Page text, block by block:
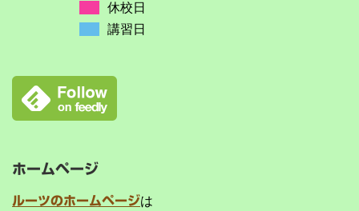
休校日
講習日
ホームページ
ルーツのホームページは